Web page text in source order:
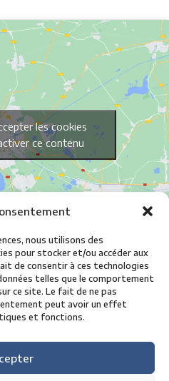
nous utilisons des
pour stocker et/ou accéder aux
de consentir à ces technologies
telles que le comportement
ce site. Le fait de ne pas
peut avoir un effet
et fonctions.
les cookies
ce contenu